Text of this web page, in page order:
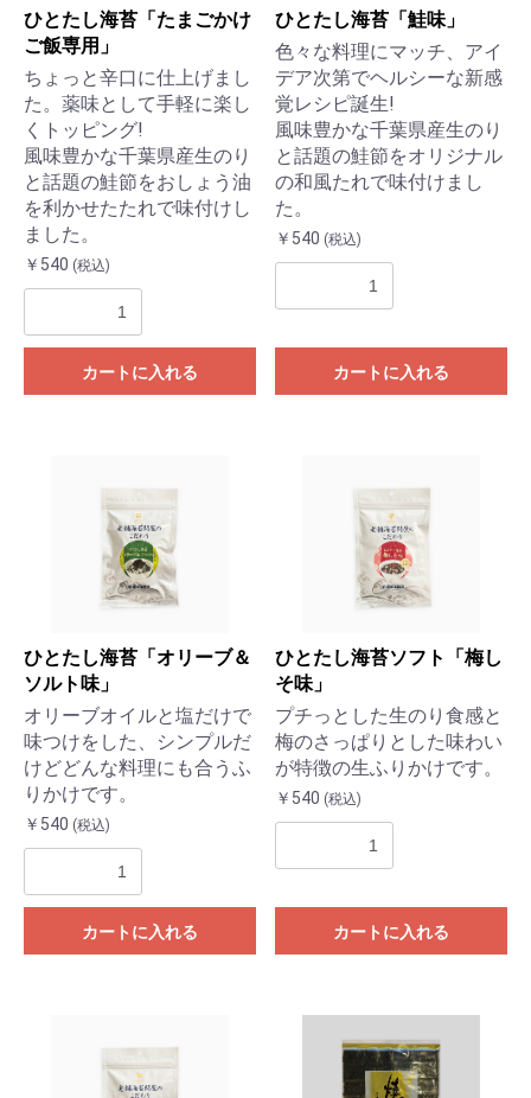
ひとたし海苔「たまごかけ
ご飯専用」
ちょっと辛口に仕上げまし
た。薬味として手軽に楽し
くトッピング!
風味豊かな千葉県産生のり
と話題の鮭節をおしょう油
を利かせたたれで味付けし
ました。
￥540 (税込)
カートに入れる
ひとたし海苔「鮭味」
色々な料理にマッチ、アイ
デア次第でヘルシーな新感
覚レシピ誕生!
風味豊かな千葉県産生のり
と話題の鮭節をオリジナル
の和風たれで味付けまし
た。
￥540 (税込)
カートに入れる
ひとたし海苔「オリーブ＆
ソルト味」
オリーブオイルと塩だけで
味つけをした、シンプルだ
けどどんな料理にも合うふ
りかけです。
￥540 (税込)
カートに入れる
ひとたし海苔ソフト「梅し
そ味」
プチっとした生のり食感と
梅のさっぱりとした味わい
が特徴の生ふりかけです。
￥540 (税込)
カートに入れる